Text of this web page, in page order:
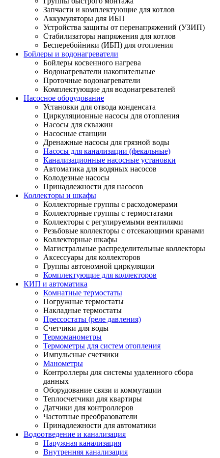
Запчасти и комплектующие для котлов
Аккумуляторы для ИБП
Устройства защиты от перенапряжений (УЗИП)
Стабилизаторы напряжения для котлов
Бесперебойники (ИБП) для отопления
Бойлеры и водонагреватели
Бойлеры косвенного нагрева
Водонагреватели накопительные
Проточные водонагреватели
Комплектующие для водонагревателей
Насосное оборудование
Установки для отвода конденсата
Циркуляционные насосы для отопления
Насосы для скважин
Насосные станции
Дренажные насосы для грязной воды
Насосы для канализации (фекальные)
Канализационные насосные установки
Автоматика для водяных насосов
Колодезные насосы
Принадлежности для насосов
Коллекторы и шкафы
Коллекторные группы с расходомерами
Коллекторные группы с термостатами
Коллекторы с регулируемыми вентилями
Резьбовые коллекторы с отсекающими кранами
Коллекторные шкафы
Магистральные распределительные коллекторы
Аксессуары для коллекторов
Группы автономной циркуляции
Комплектующие для коллекторов
КИП и автоматика
Комнатные термостаты
Погружные термостаты
Накладные термостаты
Прессостаты (реле давления)
Счетчики для воды
Термоманометры
Термометры для систем отопления
Импульсные счетчики
Манометры
Контроллеры для системы удаленного сбора
данных
Оборудование связи и коммутации
Теплосчетчики для квартиры
Датчики для контроллеров
Частотные преобразователи
Принадлежности для автоматики
Водоотведение и канализация
Наружная канализация
Внутренняя канализация